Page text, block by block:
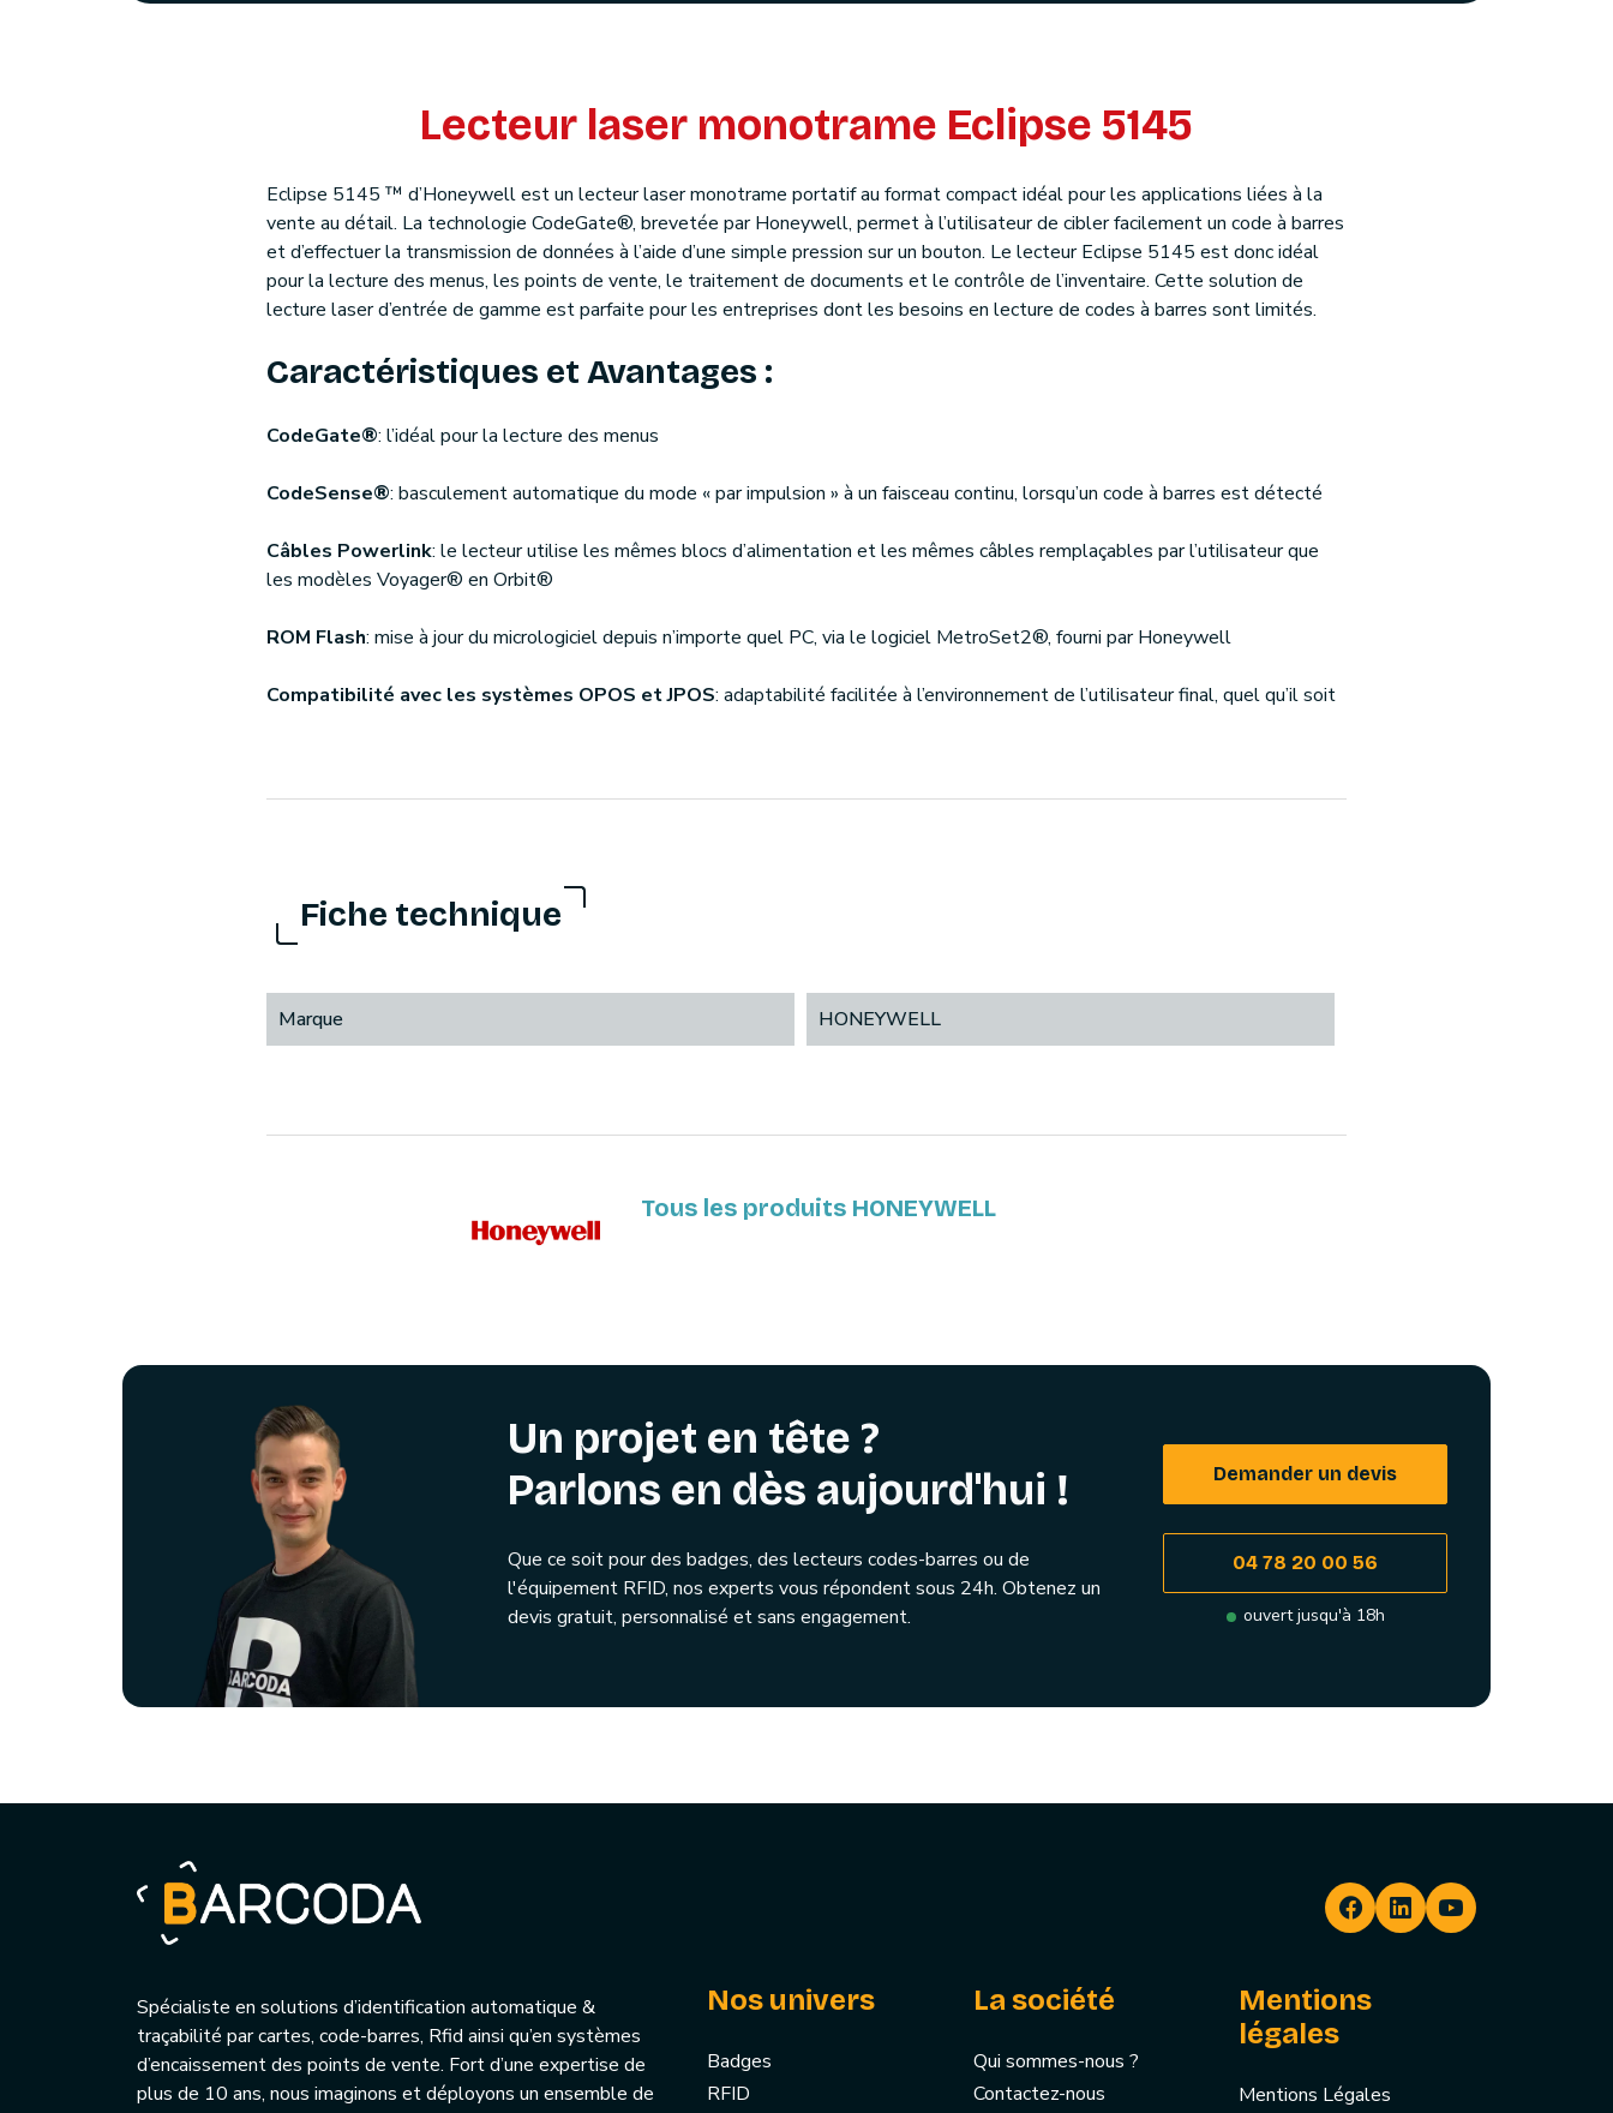
Lecteur laser monotrame Eclipse 5145
Eclipse 5145 ™ d’Honeywell est un lecteur laser monotrame portatif au format compact idéal pour les applications liées à la
vente au détail. La technologie CodeGate®, brevetée par Honeywell, permet à l’utilisateur de cibler facilement un code à barres
et d’effectuer la transmission de données à l’aide d’une simple pression sur un bouton. Le lecteur Eclipse 5145 est donc idéal
pour la lecture des menus, les points de vente, le traitement de documents et le contrôle de l’inventaire. Cette solution de
lecture laser d’entrée de gamme est parfaite pour les entreprises dont les besoins en lecture de codes à barres sont limités.
Caractéristiques et Avantages :
CodeGate®: l’idéal pour la lecture des menus
CodeSense®: basculement automatique du mode « par impulsion » à un faisceau continu, lorsqu’un code à barres est détecté
Câbles Powerlink: le lecteur utilise les mêmes blocs d’alimentation et les mêmes câbles remplaçables par l’utilisateur que
les modèles Voyager® en Orbit®
ROM Flash: mise à jour du micrologiciel depuis n’importe quel PC, via le logiciel MetroSet2®, fourni par Honeywell
Compatibilité avec les systèmes OPOS et JPOS: adaptabilité facilitée à l’environnement de l’utilisateur final, quel qu’il soit
Fiche technique
Marque HONEYWELL
Tous les produits HONEYWELL
Un projet en tête ?
Parlons en dès aujourd'hui !
Que ce soit pour des badges, des lecteurs codes-barres ou de
l'équipement RFID, nos experts vous répondent sous 24h. Obtenez un
devis gratuit, personnalisé et sans engagement.
Demander un devis
04 78 20 00 56
ouvert jusqu'à 18h
Spécialiste en solutions d’identification automatique &
traçabilité par cartes, code-barres, Rfid ainsi qu’en systèmes
d’encaissement des points de vente. Fort d’une expertise de
plus de 10 ans, nous imaginons et déployons un ensemble de
Nos univers
Badges
RFID
La société
Qui sommes-nous ?
Contactez-nous
Mentions
légales
Mentions Légales